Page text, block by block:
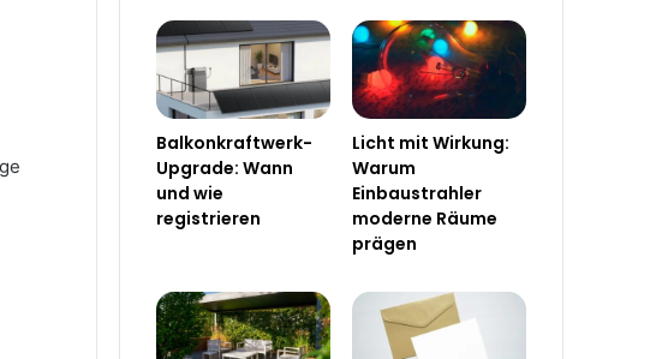
Balkonkraftwerk-
Upgrade: Wann
und wie
registrieren
Licht mit Wirkung:
Warum
Einbaustrahler
moderne Räume
prägen